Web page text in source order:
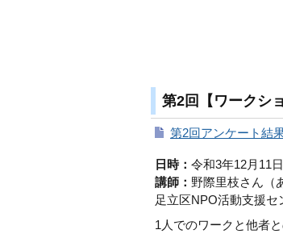
第2回【ワークシ
第2回アンケート結
日時： 令和3年12月11
講師： 野際里枝さん（
足立区NPO活動支援セ
1人でのワークと他者